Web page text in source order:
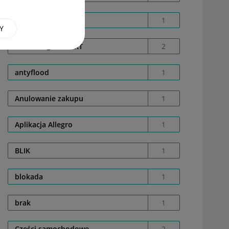
1
ALLEGRO_SUPPORT 2
antyflood 1
Anulowanie zakupu 1
Aplikacja Allegro 1
BLIK 1
blokada 1
brak 1